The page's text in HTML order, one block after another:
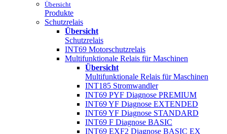
Übersicht
Produkte
Schutzrelais
Übersicht
Schutzrelais
INT69 Motorschutzrelais
Multifunktionale Relais für Maschinen
Übersicht
Multifunktionale Relais für Maschinen
INT185 Stromwandler
INT69 PYF Diagnose PREMIUM
INT69 YF Diagnose EXTENDED
INT69 YF Diagnose STANDARD
INT69 F Diagnose BASIC
INT69 EXF2 Diagnose BASIC EX